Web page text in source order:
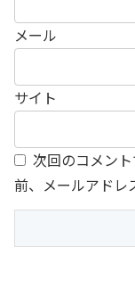
メール
サイト
次回のコメン
前、メールアドレ